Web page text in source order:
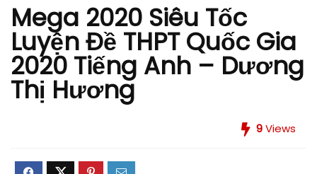
Mega 2020 Siêu Tốc
Luyện Đề THPT Quốc Gia
2020 Tiếng Anh – Dương
Thị Hương
9Views